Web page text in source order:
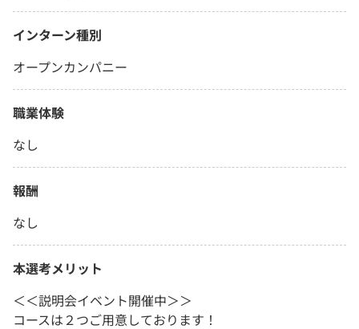
インターン種別
オープンカンパニー
職業体験
なし
報酬
なし
本選考メリット
＜＜説明会イベント開催中＞＞
コースは２つご用意しております！